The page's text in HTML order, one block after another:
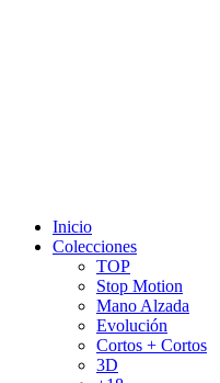
Inicio
Colecciones
TOP
Stop Motion
Mano Alzada
Evolución
Cortos + Cortos
3D